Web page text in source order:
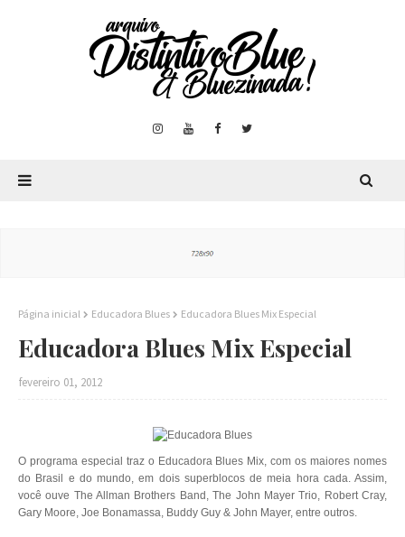
Página inicial Educadora Blues Educadora Blues Mix Especial
Educadora Blues Mix Especial
fevereiro 01, 2012
O programa especial traz o Educadora Blues Mix, com os maiores nomes
do Brasil e do mundo, em dois superblocos de meia hora cada. Assim,
você ouve The Allman Brothers Band, The John Mayer Trio, Robert Cray,
Gary Moore, Joe Bonamassa, Buddy Guy & John Mayer, entre outros.